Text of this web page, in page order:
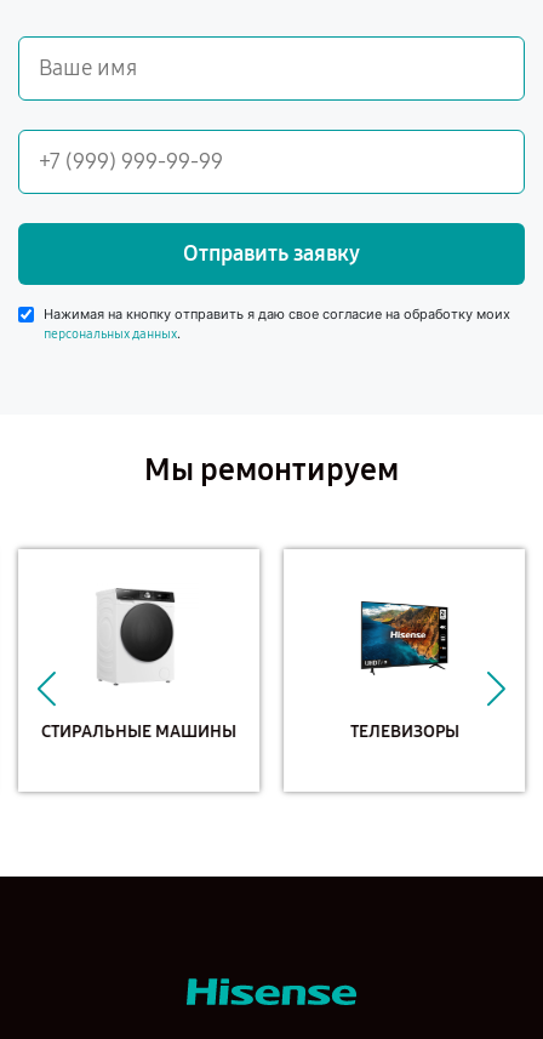
Отправить заявку
Нажимая на кнопку отправить я даю свое согласие на обработку моих
персональных данных.
Мы ремонтируем
СТИРАЛЬНЫЕ МАШИНЫ ТЕЛЕВИЗОРЫ